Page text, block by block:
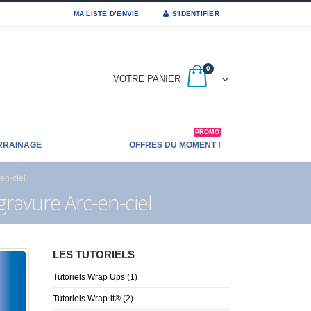
MA LISTE D’ENVIE S'IDENTIFIER
VOTRE PANIER
0
OFFRES DU MOMENT !
PROMO
ciel
Arc-en-ciel
LES TUTORIELS
Tutoriels Wrap Ups (1)
Tutoriels Wrap-it® (2)